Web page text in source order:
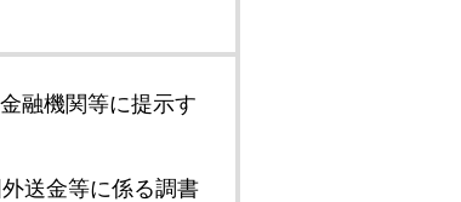
融機関等に提示す
送金等に係る調書